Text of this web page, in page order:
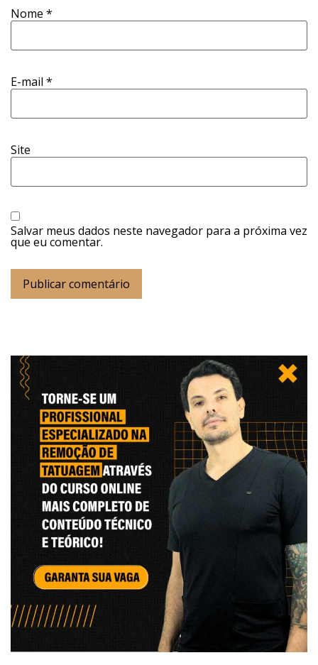
Nome *
E-mail *
Site
Salvar meus dados neste navegador para a próxima vez
que eu comentar.